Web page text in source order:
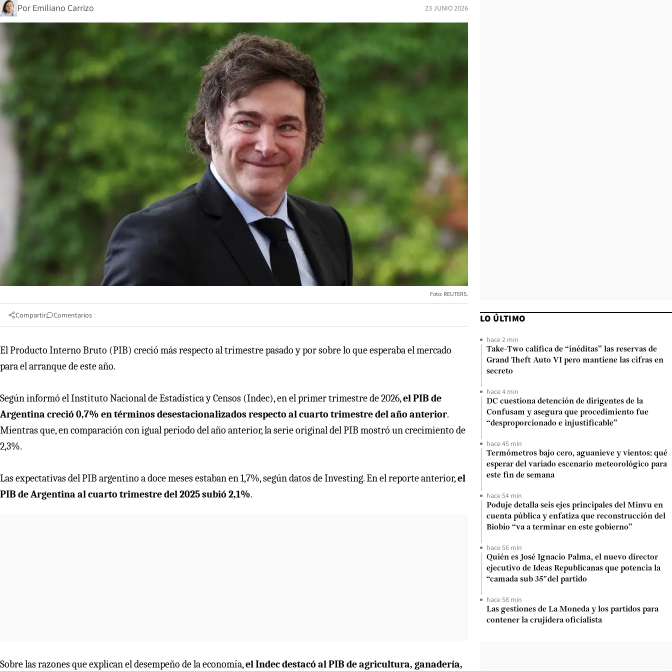
Por Emiliano Carrizo 23 JUNIO 2026
Foto: REUTERS.
Compartir Comentarios
El Producto Interno Bruto (PIB) creció más respecto al trimestre pasado y por sobre lo que esperaba el mercado
para el arranque de este año.
Según informó el Instituto Nacional de Estadística y Censos (Indec), en el primer trimestre de 2026,el PIB de
Argentina creció 0,7% en términos desestacionalizados respecto al cuarto trimestre del año anterior.
Mientras que, en comparación con igual período del año anterior, la serie original del PIB mostró un crecimiento de
2,3%.
Las expectativas del PIB argentino a doce meses estaban en 1,7%, según datos de Investing. En el reporte anterior,el
PIB de Argentina al cuarto trimestre del 2025 subió 2,1%.
Sobre las razones que explican el desempeño de la economía,el Indec destacó al PIB de agricultura, ganadería,
LO ÚLTIMO
hace 2 min
Take-Two califica de “inéditas” las reservas de
Grand Theft Auto VI pero mantiene las cifras en
secreto
hace 4 min
DC cuestiona detención de dirigentes de la
Confusam y asegura que procedimiento fue
“desproporcionado e injustificable”
hace 45 min
Termómetros bajo cero, aguanieve y vientos: qué
esperar del variado escenario meteorológico para
este fin de semana
hace 54 min
Poduje detalla seis ejes principales del Minvu en
cuenta pública y enfatiza que reconstrucción del
Biobío “va a terminar en este gobierno”
hace 56 min
Quién es José Ignacio Palma, el nuevo director
ejecutivo de Ideas Republicanas que potencia la
“camada sub 35″del partido
hace 58 min
Las gestiones de La Moneda y los partidos para
contener la crujidera oficialista